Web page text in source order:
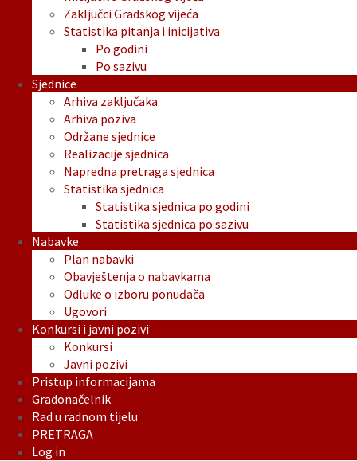
Zaključci Gradskog vijeća
Statistika pitanja i inicijativa
Po godini
Po sazivu
Sjednice
Arhiva zaključaka
Arhiva poziva
Održane sjednice
Realizacije sjednica
Napredna pretraga sjednica
Statistika sjednica
Statistika sjednica po godini
Statistika sjednica po sazivu
Nabavke
Plan nabavki
Obavještenja o nabavkama
Odluke o izboru ponuđača
Ugovori
Konkursi i javni pozivi
Konkursi
Javni pozivi
Pristup informacijama
Gradonačelnik
Rad u radnom tijelu
PRETRAGA
Log in